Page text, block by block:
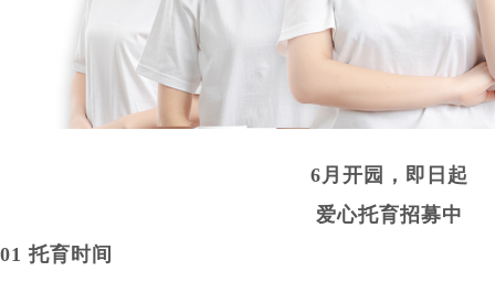
6月开园，即日起
爱心托育招募中
01 托育时间